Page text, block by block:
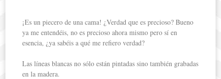
¡Es un piecero de una cama! ¿Verdad que es precioso? Bueno
ya me entendéis, no es precioso ahora mismo pero sí en
esencia, ¿ya sabéis a qué me refiero verdad?
Las líneas blancas no sólo están pintadas sino también grabadas
en la madera.